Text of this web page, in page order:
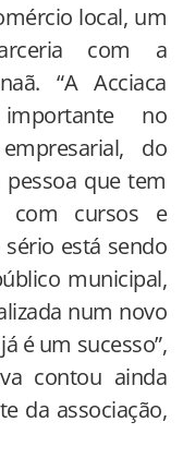
local, um
com a
“A Acciaca
no
do
que tem
com cursos e
está sendo
municipal,
num novo
é um sucesso”,
contou ainda
da associação,